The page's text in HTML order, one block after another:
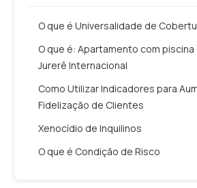
O que é Universalidade de
O que é: Apartamento com
Jurerê Internacional
Como Utilizar Indicadores para
Fidelização de Clientes
Xenocídio de Inquilinos
O que é Condição de Risco